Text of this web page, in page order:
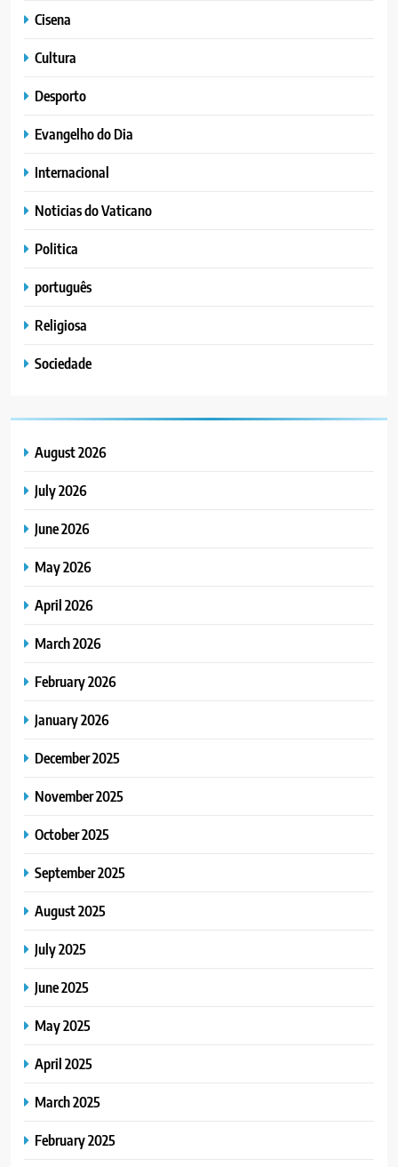
Cisena
Cultura
Desporto
Evangelho do Dia
Internacional
Noticias do Vaticano
Politica
português
Religiosa
Sociedade
August 2026
July 2026
June 2026
May 2026
April 2026
March 2026
February 2026
January 2026
December 2025
November 2025
October 2025
September 2025
August 2025
July 2025
June 2025
May 2025
April 2025
March 2025
February 2025